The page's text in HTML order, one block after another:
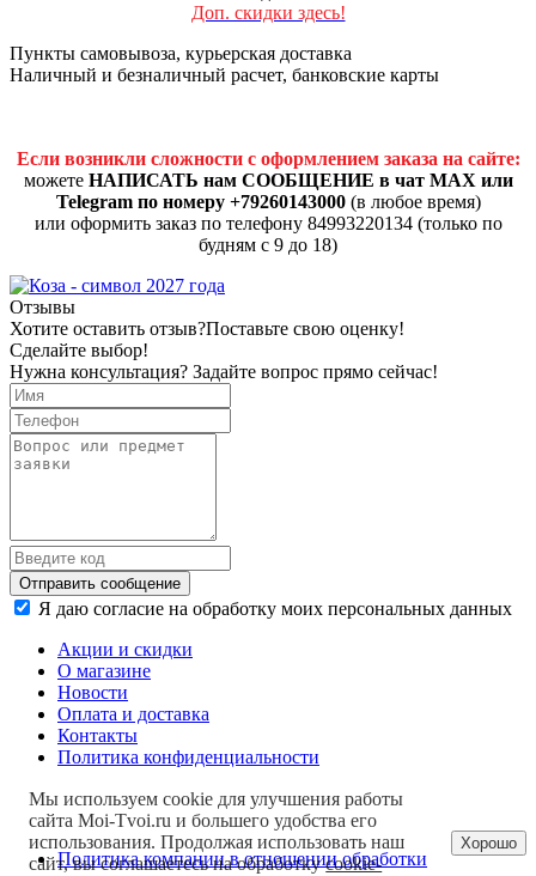
Доп. скидки здесь!
Пункты самовывоза, курьерская доставка
Наличный и безналичный расчет, банковские карты
Если возникли сложности с оформлением заказа на сайте:
можете НАПИСАТЬ нам СООБЩЕНИЕ в чат MAX или
Telegram по номеру +79260143000(в любое время)
или оформить заказ по телефону 84993220134 (только по
будням с 9 до 18)
Отзывы
Хотите оставить отзыв?Поставьте свою оценку!
Сделайте выбор!
Нужна консультация? Задайте вопрос прямо сейчас!
Отправить сообщение
Я даю согласие на обработку моих персональных данных
Акции и скидки
О магазине
Новости
Оплата и доставка
Контакты
Политика конфиденциальности
Политика компании в отношении обработки
Мы используем cookie для улучшения работы
сайта Moi-Tvoi.ru и большего удобства его
использования. Продолжая использовать наш
сайт, вы соглашаетесь на обработкуcookie-
Хорошо